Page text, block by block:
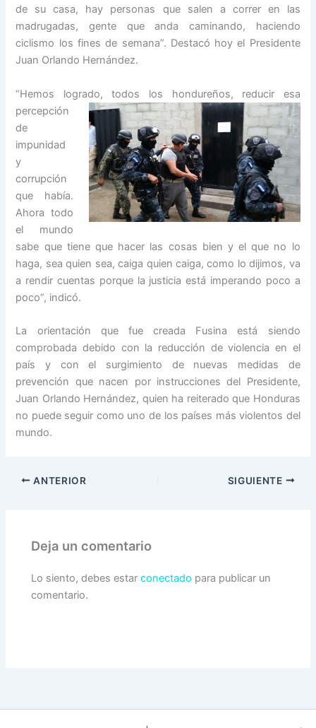
de su casa, hay personas que salen a correr en las
madrugadas, gente que anda caminando, haciendo
ciclismo los fines de semana”. Destacó hoy el Presidente
Juan Orlando Hernández.
“Hemos logrado, todos los hondureños, reducir esa
percepción
de
impunidad
y
corrupción
que había.
Ahora todo
el mundo
sabe que tiene que hacer las cosas bien y el que no lo
haga, sea quien sea, caiga quien caiga, como lo dijimos, va
a rendir cuentas porque la justicia está imperando poco a
poco”, indicó.
La orientación que fue creada Fusina está siendo
comprobada debido con la reducción de violencia en el
país y con el surgimiento de nuevas medidas de
prevención que nacen por instrucciones del Presidente,
Juan Orlando Hernández, quien ha reiterado que Honduras
no puede seguir como uno de los países más violentos del
mundo.
ANTERIOR SIGUIENTE
Deja un comentario
Lo siento, debes estarconectado para publicar un
comentario.